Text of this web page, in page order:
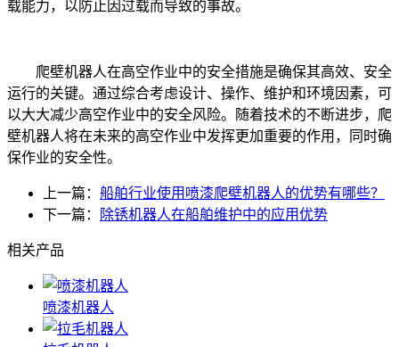
载能力，以防止因过载而导致的事故。
爬壁机器人在高空作业中的安全措施是确保其高效、安全
运行的关键。通过综合考虑设计、操作、维护和环境因素，可
以大大减少高空作业中的安全风险。随着技术的不断进步，爬
壁机器人将在未来的高空作业中发挥更加重要的作用，同时确
保作业的安全性。
上一篇： 船舶行业使用喷漆爬壁机器人的优势有哪些？
下一篇：
除锈机器人在船舶维护中的应用优势
相关产品
喷漆机器人